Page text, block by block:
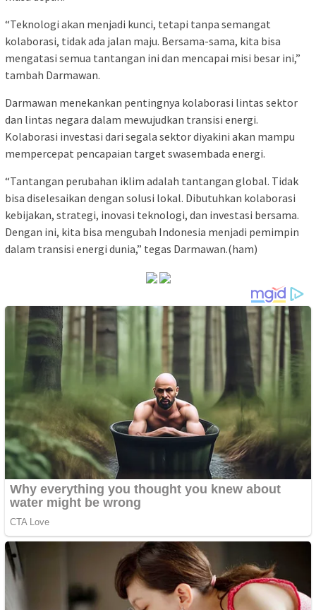
“Teknologi akan menjadi kunci, tetapi tanpa semangat
kolaborasi, tidak ada jalan maju. Bersama-sama, kita bisa
mengatasi semua tantangan ini dan mencapai misi besar ini,”
tambah Darmawan.
Darmawan menekankan pentingnya kolaborasi lintas sektor
dan lintas negara dalam mewujudkan transisi energi.
Kolaborasi investasi dari segala sektor diyakini akan mampu
mempercepat pencapaian target swasembada energi.
“Tantangan perubahan iklim adalah tantangan global. Tidak
bisa diselesaikan dengan solusi lokal. Dibutuhkan kolaborasi
kebijakan, strategi, inovasi teknologi, dan investasi bersama.
Dengan ini, kita bisa mengubah Indonesia menjadi pemimpin
dalam transisi energi dunia,” tegas Darmawan.(ham)